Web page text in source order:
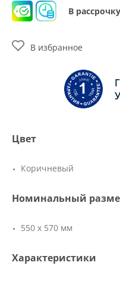
В
В избранное
Цвет
Коричневый
Номинальный
550 х 570 мм
Характеристики